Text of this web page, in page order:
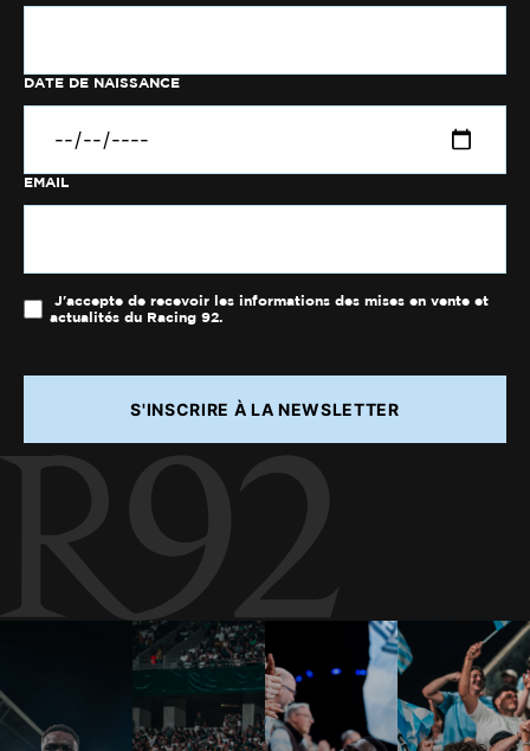
DATE DE NAISSANCE
EMAIL
J'accepte de recevoir les informations des mises en vente et
actualités du Racing 92.
S'INSCRIRE À LA NEWSLETTER